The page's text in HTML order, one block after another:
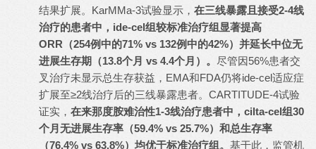
结果扩展。KarMMa-3试验显示， 在三线暴露且接受2-4线
治疗的患者中，ide-cel组较标准治疗组显著提高
ORR（254例中的71% vs 132例中的42%）并延长中位无
进展生存期（13.8个月 vs 4.4个月）。 尽管因56%患者交
叉治疗未显示总生存获益，EMA和FDA仍将ide-cel适应症
扩展至≥2线治疗后的三线暴露患者。CARTITUDE-4试验
证实， 在来那度胺难治性1-3线治疗患者中，cilta-cel组30
个月无进展生存率（59.4% vs 25.7%）和总生存率
（76.4% vs 63.8%）均优于标准治疗组。 基于此，监管机